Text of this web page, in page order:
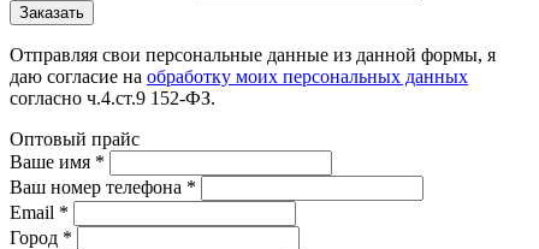
Отправляя свои персональные данные из данной формы, я
даю согласие на обработку моих персональных данных
согласно ч.4.ст.9 152-ФЗ.
Оптовый прайс
Ваше имя *
Ваш номер телефона *
Email *
Город *